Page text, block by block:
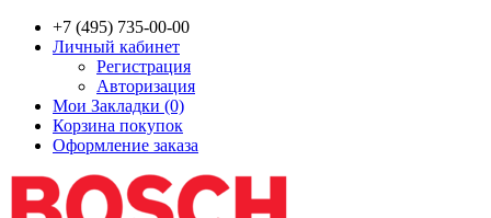
+7 (495) 735-00-00
Личный кабинет
Регистрация
Авторизация
Мои Закладки (0)
Корзина покупок
Оформление заказа